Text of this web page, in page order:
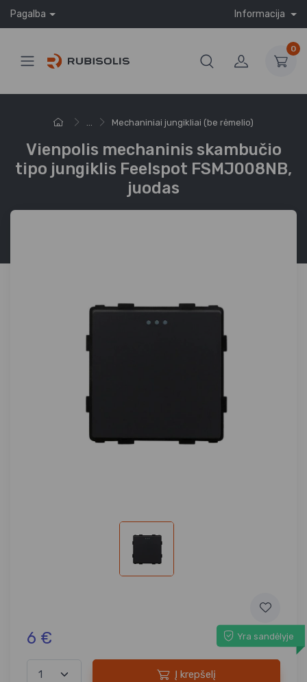
Pagalba Informacija
0
... Mechaniniai jungikliai (be rėmelio)
Vienpolis mechaninis skambučio
tipo jungiklis Feelspot FSMJ008NB,
juodas
6 € Yra sandėlyje
Į krepšelį